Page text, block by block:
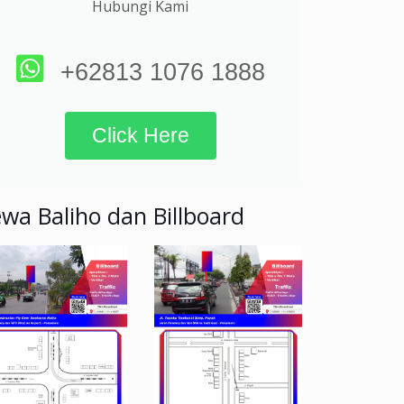
Hubungi Kami
+62813 1076 1888
Click Here
Baliho dan Billboard